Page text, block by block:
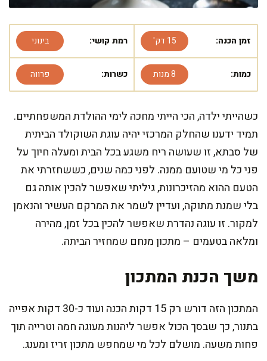
זמן הכנה: 15 דק' רמת קושי: בינוני
כמות: 8 מנות כשרות: פרווה
כשהייתי ילדה, הכי הייתי מחכה לימי ההולדת המשפחתיים.
תמיד ידענו שהחלק המרכזי יהיה עוגת השוקולד הביתית
של סבתא, זו שעושה ריח משגע בכל הבית ומעלה חיוך על
פני כל מי שטועם ממנה. לפני כמה שנים, כששחזרתי את
הטעם ההוא מהזיכרונות, גיליתי שאפשר להכין אותה גם
בלי שמנת מתוקה, ועדיין לשמר את המרקם העשיר והנאמן
למקור. זו עוגה נהדרת שאפשר להכין בכל זמן, מהירה
ומלאה בטעמים – מתכון מנחם שמחזיר הביתה.
משך הכנת המתכון
המתכון הזה דורש רק 15 דקות הכנה ועוד כ-30 דקות אפייה
בתנור, כך שבסך הכול אפשר ליהנות מעוגה חמה וטרייה תוך
פחות משעה. מושלם לכל מי שמחפש מתכון זריז ומענג.